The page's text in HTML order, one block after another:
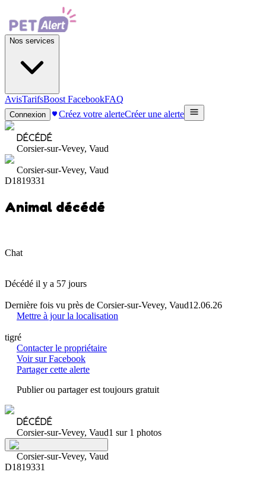
Nos services
AvisTarifsBoost FacebookFAQ
Connexion Créez votre alerteCréer une alerte
DÉCÉDÉ
Corsier-sur-Vevey, Vaud
Corsier-sur-Vevey, Vaud
D1819331
Animal décédé
Chat
Décédé il y a 57 jours
Dernière fois vu près de Corsier-sur-Vevey, Vaud12.06.26
Mettre à jour la localisation
tigré
Contacter le propriétaire
Voir sur Facebook
Partager cette alerte
Publier ou partager est toujours gratuit
DÉCÉDÉ
Corsier-sur-Vevey, Vaud1 sur 1 photos
Corsier-sur-Vevey, Vaud
D1819331